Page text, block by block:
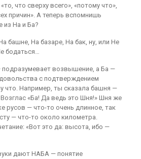
что сверху всего», «потому что»,
причин». А теперь вспомнишь
из На и Ба?
башне, На базаре, На бак, ну, или Не
бодаться…
возвышение, а Ба —
с подтверждением
что. Например, ты сказала башня —
«Ба! Да ведь это Шня!» Шня же
русов — что-то очень длинное, так
— что-то около километра.
«Вот это да: высота, ибо —
дают НАБА — понятие